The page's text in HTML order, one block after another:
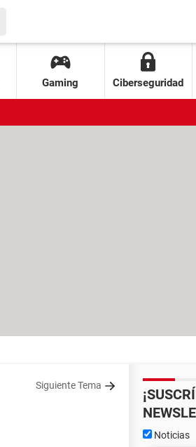
Gaming Ciberseguridad
Siguiente Tema
Noticias